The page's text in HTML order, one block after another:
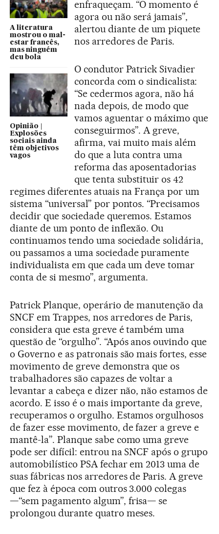
A literatura
mostrou o mal-
estar francês,
mas ninguém
deu bola
Opinião |
Explosões
sociais ainda
têm objetivos
vagos
enfraqueçam. “O momento é
agora ou não será jamais”,
alertou diante de um piquete
nos arredores de Paris.
O condutor Patrick Sivadier
concorda com o sindicalista:
“Se cedermos agora, não há
nada depois, de modo que
vamos aguentar o máximo que
conseguirmos”. A greve,
afirma, vai muito mais além
do que a luta contra uma
reforma das aposentadorias
que tenta substituir os 42
regimes diferentes atuais na França por um
sistema “universal” por pontos. “Precisamos
decidir que sociedade queremos. Estamos
diante de um ponto de inflexão. Ou
continuamos tendo uma sociedade solidária,
ou passamos a uma sociedade puramente
individualista em que cada um deve tomar
conta de si mesmo”, argumenta.
Patrick Planque, operário de manutenção da
SNCF em Trappes, nos arredores de Paris,
considera que esta greve é também uma
questão de “orgulho”. “Após anos ouvindo que
o Governo e as patronais são mais fortes, esse
movimento de greve demonstra que os
trabalhadores são capazes de voltar a
levantar a cabeça e dizer não, não estamos de
acordo. E isso é o mais importante da greve,
recuperamos o orgulho. Estamos orgulhosos
de fazer esse movimento, de fazer a greve e
mantê-la”. Planque sabe como uma greve
pode ser difícil: entrou na SNCF após o grupo
automobilístico PSA fechar em 2013 uma de
suas fábricas nos arredores de Paris. A greve
que fez à época com outros 3.000 colegas
—“sem pagamento algum”, frisa— se
prolongou durante quatro meses.